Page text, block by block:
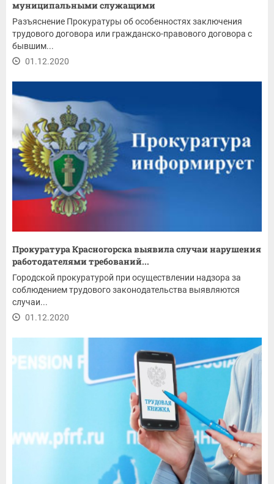
муниципальными служащими
Разъяснение Прокуратуры об особенностях заключения
трудового договора или гражданско-правового договора с
бывшим...
01.12.2020
Прокуратура Красногорска выявила случаи нарушения
работодателями требований...
Городской прокуратурой при осуществлении надзора за
соблюдением трудового законодательства выявляются
случаи...
01.12.2020